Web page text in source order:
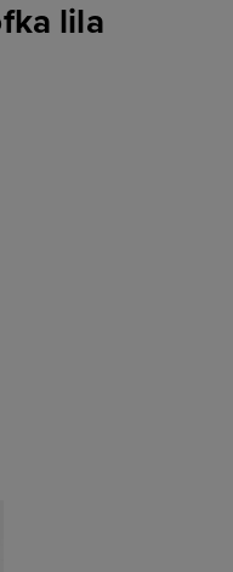
lila